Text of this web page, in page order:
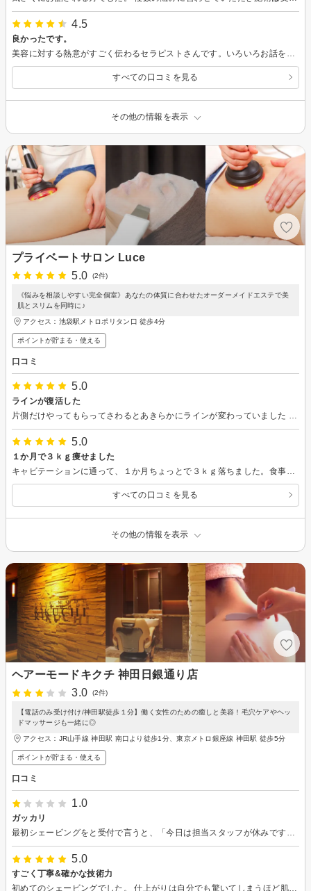
4.5
良かったです。
すべての口コミを見る
その他の情報を表示
プライベートサロン Luce
5.0
(2件)
《悩みを相談しやすい完全個室》あなたの体質に合わせたオーダーメイドエステで美
肌とスリムを同時に♪
アクセス：池袋駅メトロポリタン口 徒歩4分
ポイントが貯まる・使える
口コミ
5.0
ラインが復活した
5.0
１か月で３ｋｇ痩せました
すべての口コミを見る
その他の情報を表示
ヘアーモードキクチ 神田日銀通り店
3.0
(2件)
【電話のみ受け付け/神田駅徒歩１分】働く女性のための癒しと美容！毛穴ケアやヘッ
ドマッサージも一緒に◎
アクセス：JR山手線 神田駅 南口より徒歩1分、東京メトロ銀座線 神田駅 徒歩5分
ポイントが貯まる・使える
口コミ
1.0
ガッカリ
最初シェービングをと受付で言うと、「今日は担当スタッフが休みです」と言われた。予約してあると告げると、実はスタッフが辞めたので、近くの店から呼ぶので30分かかると言われた。なぜ嘘をついたんでしょう？ 仕方ないので待っていたが、やっと着いたスタッフも不慣れなせいか、椅子を倒すときにシンクと椅子の間に、足首を挟むように倒したので、捻挫していた足をさらに痛めてしまった。 また、帰宅後に見たら剃り残しがかなりあってガッカリ。スタッフが辞めたならすぐに予約できないようにしておくべきでしょう。楽しみにしてたのに、ガッカリでした。
5.0
すごく丁寧&確かな技術力
初めてのシェービングでした。 仕上がりは自分でも驚いてしまうほど肌の色が明るくなり、くすみによる色ムラもなくなりました！ 化粧水の浸透もこれまでと全く違ってぐんぐん肌に浸透していくのが実感できました。 また伺います！